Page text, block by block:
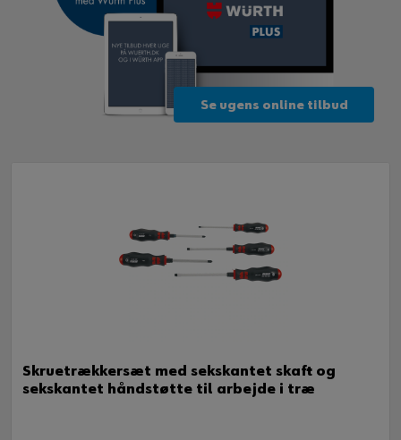
Se ugens online tilbud
Skruetrækkersæt med sekskantet skaft og
sekskantet håndstøtte til arbejde i træ